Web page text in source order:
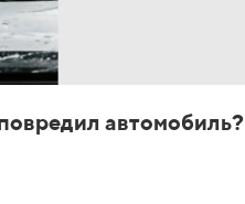
автомобиль?